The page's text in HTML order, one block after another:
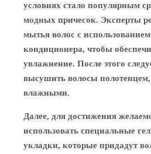
условиях стало популярным
модных причесок. Эксперты
мытья волос с
кондиционера, чтобы
увлажнение. После этого
высушить волосы полотенцем,
влажными.
Далее, для достижения
использовать специальные
укладки, которые придадут